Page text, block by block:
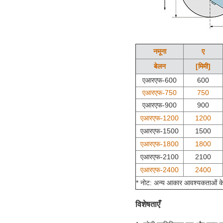
नमूना
ए
बेलन
[मिमी]
एआरएफ-600
600
एआरएफ-750
750
एआरएफ-900
900
एआरएफ-1200
1200
एआरएफ-1500
1500
एआरएफ-1800
1800
एआरएफ-2100
2100
एआरएफ-2400
2400
* नोट: अन्य आकार आवश्यकताओं
विशेषताएँ